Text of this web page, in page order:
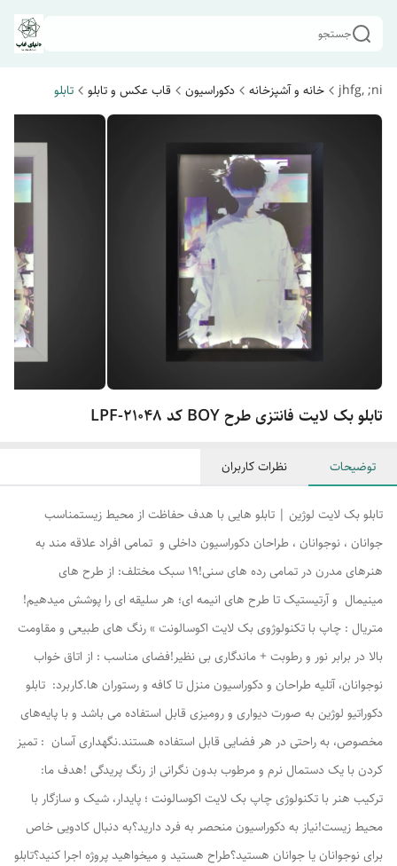
جستجو
jhfg, ;ni خانه و آشپزخانه دکوراسیون قاب عکس و تابلو تابلو
تابلو بک لایت فانتزی طرح BOY کد LPF-21048
توضیحات نظرات کاربران
تابلو بک لایت لوژین | تابلو هایی با هدف حفاظت از محیط زیستمناسب
جوانان ، نوجوانان ، طراحان دکوراسیون داخلی و تمامی افراد علاقه مند به
هنرهای مدرن در تمامی رده های سنی!۱۹ سبک مختلف: از طرح های
مینیمال و آرتیستیک تا طرح های انیمه ای؛ هر سلیقه ای را پوشش میدهیم!
متریال : چاپ با تکنولوژوی بک لایت اکوسالونت » رنگ های طبیعی و مقاومت
بالا در برابر نور و رطوبت + ماندگاری بی نظیر!فضای مناسب : از اتاق خواب
نوجوانان، آتلیه طراحان و دکوراسیون منزل تا کافه و رستوران ها.کاربرد: تابلو
دکوراتیو لوژین به صورت دیواری و رومیزی قابل استفاده می باشد و با پایه‌های
مخصوص، به راحتی در هر فضایی قابل استفاده هستند.نگهداری آسان : تمیز
کردن با یک دستمال نرم و مرطوب بدون نگرانی از رنگ پریدگی !هدف ما:
ترکیب هنر با تکنولوژی چاپ بک لایت اکوسالونت ؛ پایدار، شیک و سازگار با
محیط زیست!نیاز به دکوراسیون منحصر به فرد دارید؟به دنبال کادویی خاص
برای نوجوانان یا جوانان هستید؟طراح هستید و میخواهید پروژه اجرا کنید؟تابلو